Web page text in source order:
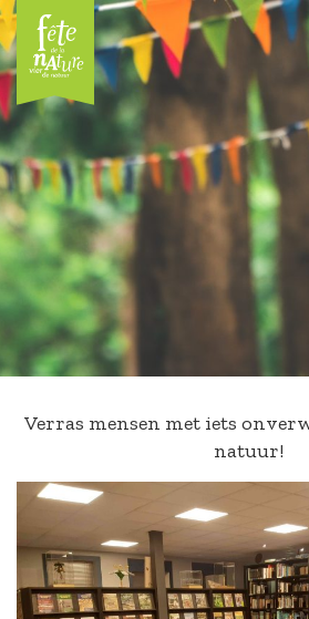
Verras mensen met iets
natuur!